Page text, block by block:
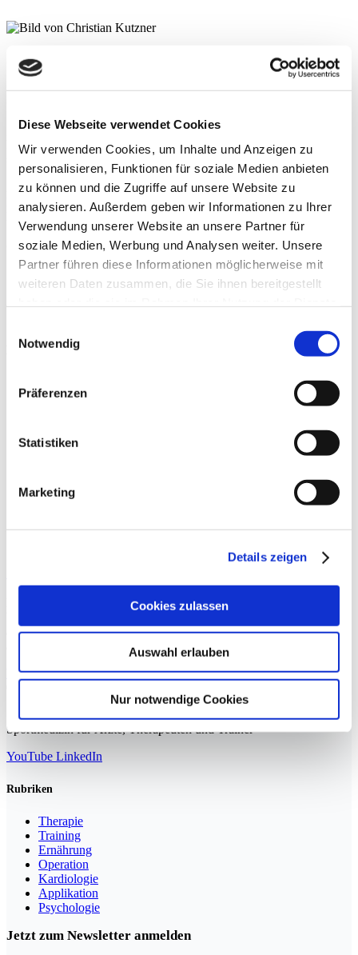
Diese Webseite verwendet Cookies
Wir verwenden Cookies, um Inhalte und Anzeigen zu
personalisieren, Funktionen für soziale Medien anbieten
zu können und die Zugriffe auf unsere Website zu
analysieren. Außerdem geben wir Informationen zu Ihrer
Verwendung unserer Website an unsere Partner für
soziale Medien, Werbung und Analysen weiter. Unsere
Partner führen diese Informationen möglicherweise mit
weiteren Daten zusammen, die Sie ihnen bereitgestellt
Notwendig
Präferenzen
Statistiken
Marketing
Details zeigen
Cookies zulassen
Auswahl erlauben
Nur notwendige Cookies
Christian Kutzner
„Therapiekonzept Kutzner“ in Würzburg mit Spezialisierung auf
konservative Therapie muskuloskelettaler Beschwerden sowie
sportphysiotherapeutische Betreuung
» Langjährige Betreuung nationaler und intern. Leistungssportler,
insbesondere im Triathlon und Ultimate Frisbee; zudem umfassende
Erfahrung in der Betreuung von Mannschaftssportarten, darunter
Basketball (ProA), Handball (2. Liga) und American Football
(Stand 2026)
Beiträge
Ein 26-jähriger Fußballspieler stellt sich mit seit Monaten
allem bei intensiven Belastungen und schnellen Richtungswechseln
auf. Bildgebende Verfahren
Weiterlesen »
Sportmedizin für Ärzte, Therapeuten und Trainer
YouTube LinkedIn
Rubriken
Therapie
Training
Ernährung
Operation
Kardiologie
Applikation
Psychologie
Jetzt zum Newsletter anmelden